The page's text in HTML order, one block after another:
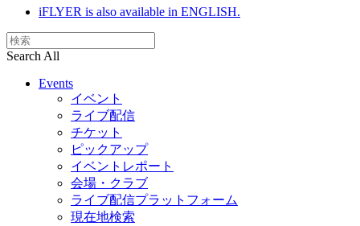
iFLYER is also available in ENGLISH.
Search All
Events
イベント
ライブ配信
チケット
ピックアップ
イベントレポート
会場・クラブ
ライブ配信プラットフォーム
現在地検索